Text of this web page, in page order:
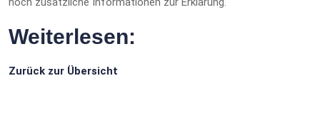
Weiterlesen:
Zurück zur Übersicht